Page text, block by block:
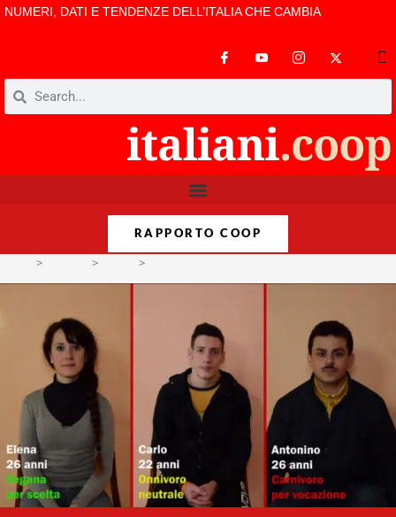
NUMERI, DATI E TENDENZE DELL’ITALIA CHE CAMBIA
RAPPORTO COOP
> > >